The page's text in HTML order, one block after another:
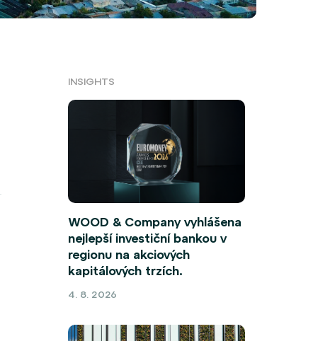
INSIGHTS
WOOD & Company vyhlášena
nejlepší investiční bankou v
regionu na akciových
kapitálových trzích.
4. 8. 2026